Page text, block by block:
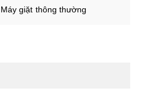
Máy giặt thông thường